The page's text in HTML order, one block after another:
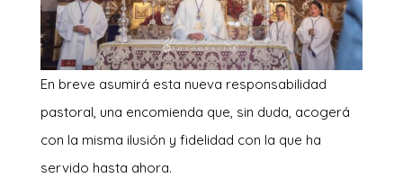
En breve asumirá esta nueva responsabilidad
pastoral, una encomienda que, sin duda, acogerá
con la misma ilusión y fidelidad con la que ha
servido hasta ahora.